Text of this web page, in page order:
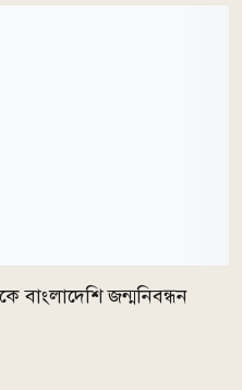
বাংলাদেশি জন্মনিবন্ধন